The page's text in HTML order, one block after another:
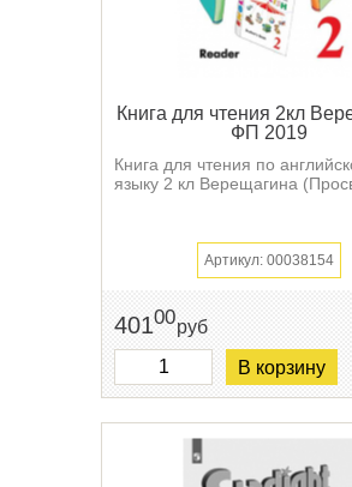
Книга для чтения 2кл
ФП 2019
Книга для чтения по
языку 2 кл Верещагина
Артикул: 00038154
40100руб
В корзину